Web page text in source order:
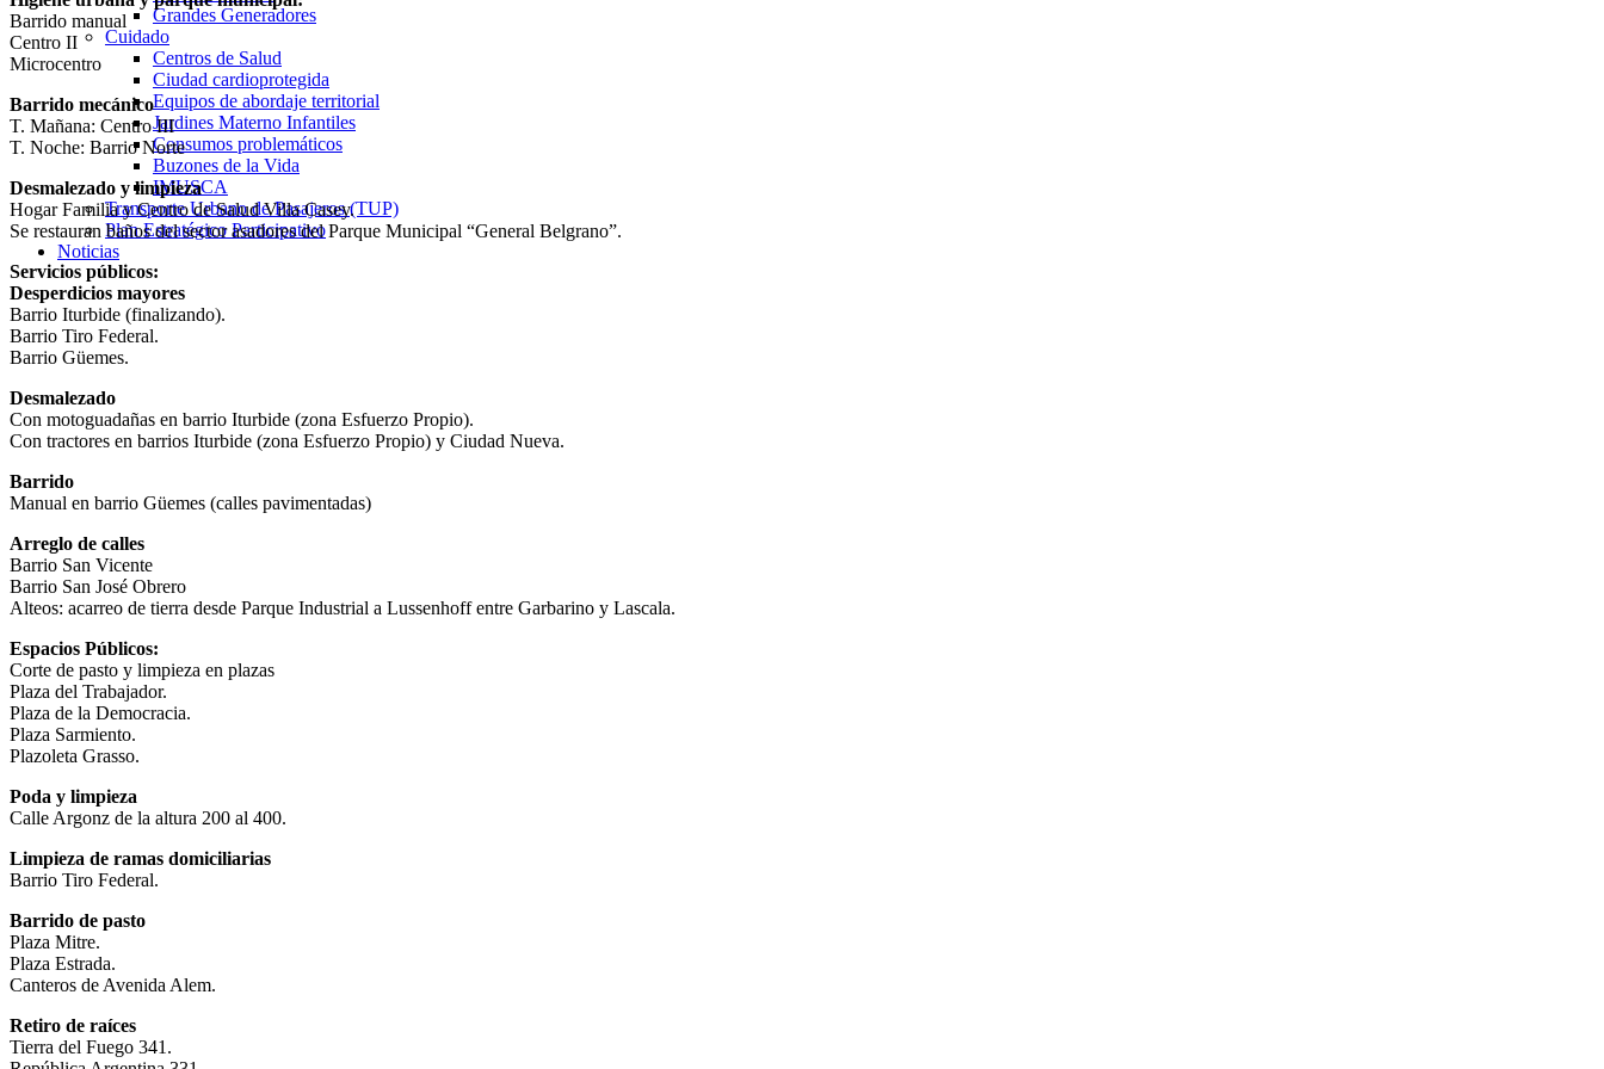
Grandes Generadores
Cuidado
Centros de Salud
Ciudad cardioprotegida
Equipos de abordaje territorial
Jardines Materno Infantiles
Consumos problemáticos
Buzones de la Vida
IMUSCA
Transporte Urbano de Pasajeros (TUP)
Plan Estratégico Participativo
Noticias
Barrido manual
Centro II
Microcentro
Barrido mecánico
T. Mañana: Centro III
T. Noche: Barrio Norte
Desmalezado y limpieza
Hogar Familia y Centro de Salud Villa Casey.
Se restauran baños del sector asadores del Parque Municipal “General Belgrano”.
Servicios públicos:
Desperdicios mayores
Barrio Iturbide (finalizando).
Barrio Tiro Federal.
Barrio Güemes.
Desmalezado
Con motoguadañas en barrio Iturbide (zona Esfuerzo Propio).
Con tractores en barrios Iturbide (zona Esfuerzo Propio) y Ciudad Nueva.
Barrido
Manual en barrio Güemes (calles pavimentadas)
Arreglo de calles
Barrio San Vicente
Barrio San José Obrero
Alteos: acarreo de tierra desde Parque Industrial a Lussenhoff entre Garbarino y Lascala.
Espacios Públicos:
Corte de pasto y limpieza en plazas
Plaza del Trabajador.
Plaza de la Democracia.
Plaza Sarmiento.
Plazoleta Grasso.
Poda y limpieza
Calle Argonz de la altura 200 al 400.
Limpieza de ramas domiciliarias
Barrio Tiro Federal.
Barrido de pasto
Plaza Mitre.
Plaza Estrada.
Canteros de Avenida Alem.
Retiro de raíces
Tierra del Fuego 341.